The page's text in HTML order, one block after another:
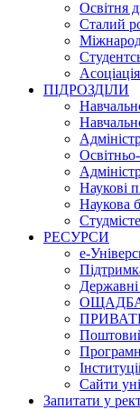
Освітня
Сталий
ПІДРОЗДІЛИ
Наукові
Наукова
РЕСУРСИ
е-
Державні
Сайти
Запитати у